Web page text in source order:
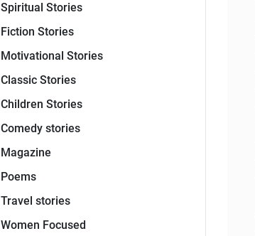
Spiritual Stories
Fiction Stories
Motivational Stories
Classic Stories
Children Stories
Comedy stories
Magazine
Poems
Travel stories
Women Focused